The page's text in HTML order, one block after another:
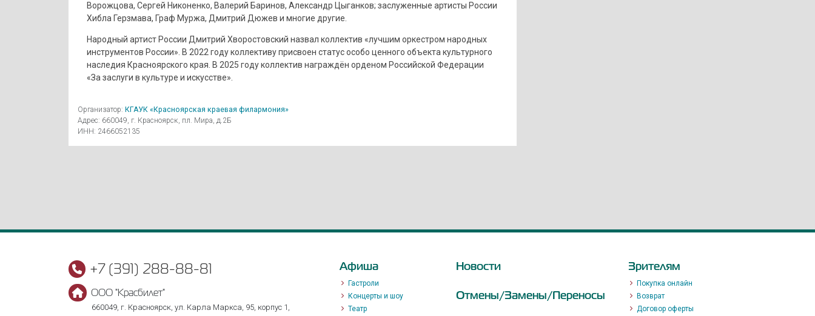
Ворожцова, Сергей Никоненко, Валерий Баринов, Александр Цыганков; заслуженные артисты России
Хибла Герзмава, Граф Муржа, Дмитрий Дюжев и многие другие.
Народный артист России Дмитрий Хворостовский назвал коллектив «лучшим оркестром народных
инструментов России». В 2022 году коллективу присвоен статус особо ценного объекта культурного
наследия Красноярского края. В 2025 году коллектив награждён орденом Российской Федерации
«За заслуги в культуре и искусстве».
Организатор: КГАУК «Красноярская краевая филармония»
Адрес: 660049, г. Красноярск, пл. Мира, д.2Б
ИНН: 2466052135
+7 (391) 288-88-81
ООО "Красбилет"
660049, г. Красноярск, ул. Карла Маркса, 95, корпус 1,
Афиша
Гастроли
Концерты и шоу
Театр
Новости
Отмены/Замены/Переносы
Зрителям
Покупка онлайн
Возврат
Договор оферты